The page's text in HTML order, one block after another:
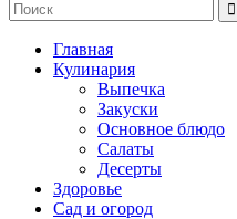
Главная
Кулинария
Выпечка
Закуски
Основное блюдо
Салаты
Десерты
Здоровье
Сад и огород